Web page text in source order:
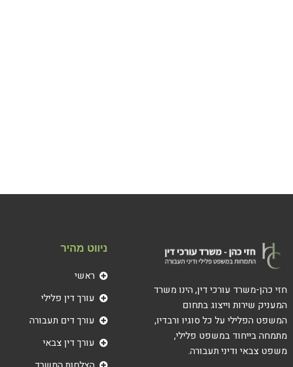
חזי כהן-משרד עורכי דין, הינו משרד
המעניק שירות וייצוג בתחום
המשפט הפלילי על כל סוגיו ורבדיו,
מתמחה בייחוד במשפט פלילי,
משפט צבאי ודיני תעבורה.
ניווט מהיר
ראשי
עורך דין פלילי
עורך דים תעבורה
עורך דין צבאי